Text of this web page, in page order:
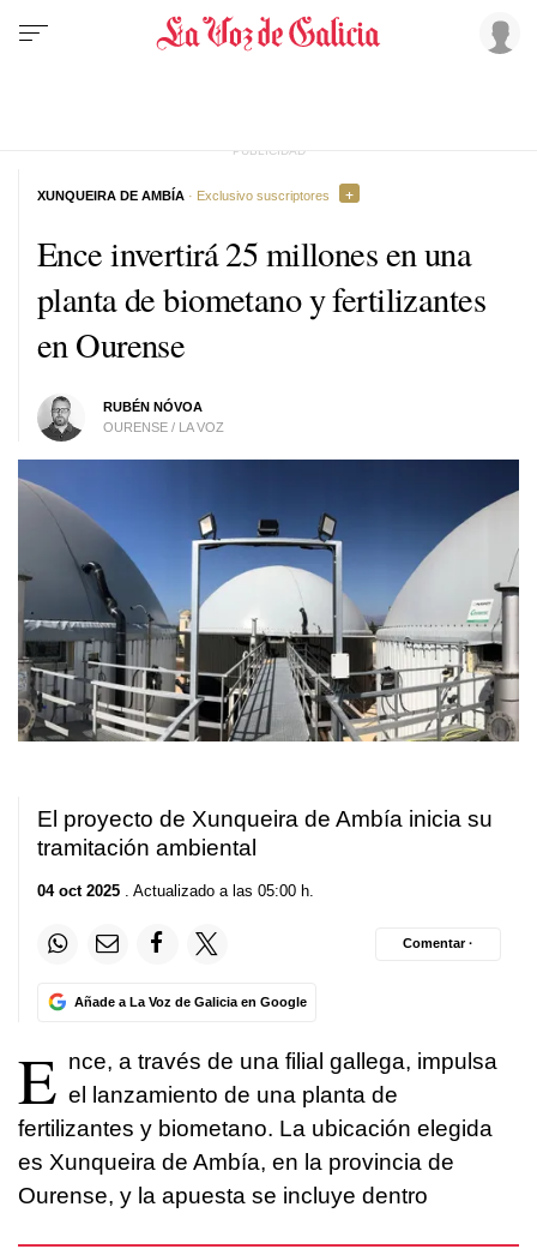
Ence invertirá 25 millones en una
planta de biometano y fertilizantes
en Ourense
RUBÉN NÓVOA
OURENSE / LA VOZ
XUNQUEIRA DE AMBÍA · Exclusivo suscriptores
El proyecto de Xunqueira de Ambía inicia su
tramitación ambiental
04 oct 2025 . Actualizado a las 05:00 h.
Añade a La Voz de Galicia en Google
Comentar ·
E nce, a través de una filial gallega, impulsa
el lanzamiento de una planta de
fertilizantes y biometano. La ubicación elegida
es Xunqueira de Ambía, en la provincia de
Ourense, y la apuesta se incluye dentro